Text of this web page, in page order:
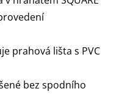
prahová lišta s PVC
bez spodního